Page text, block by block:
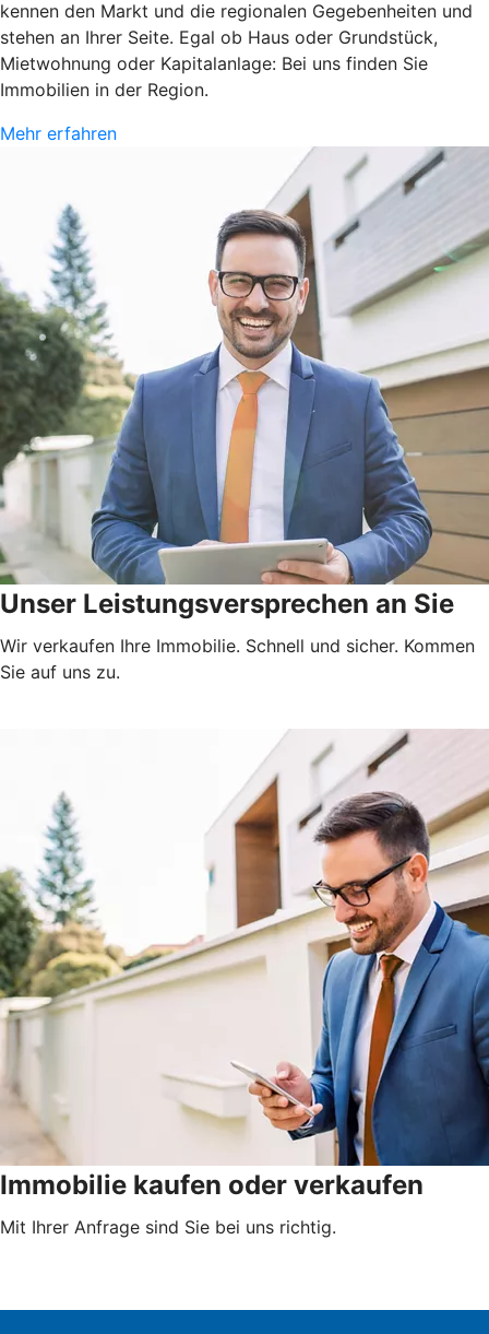
kennen den Markt und die regionalen Gegebenheiten und
stehen an Ihrer Seite. Egal ob Haus oder Grundstück,
Mietwohnung oder Kapitalanlage: Bei uns finden Sie
Immobilien in der Region.
Mehr erfahren
Unser Leistungsversprechen an Sie
Wir verkaufen Ihre Immobilie. Schnell und sicher. Kommen
Sie auf uns zu.
Immobilie kaufen oder verkaufen
Mit Ihrer Anfrage sind Sie bei uns richtig.